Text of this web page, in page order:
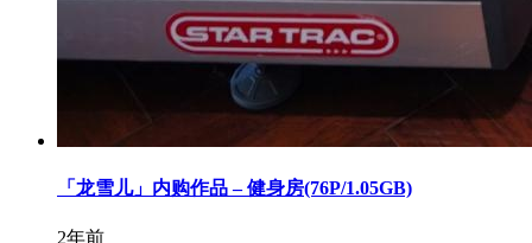
「龙雪儿」内购作品 – 健身房(76P/1.05GB)
2年前